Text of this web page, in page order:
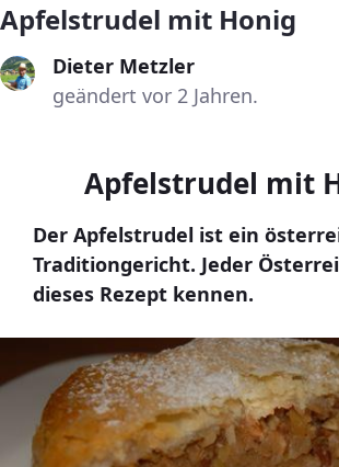
Apfelstrudel mit Honig
Dieter Metzler
geändert vor 2 Jahren.
Apfelstrudel mit
Der Apfelstrudel ist ein
Traditiongericht. Jeder
dieses Rezept kennen.